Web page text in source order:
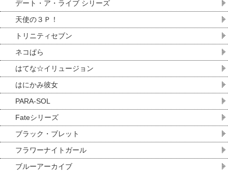
デート・ア・ライブ シリーズ
天使の３Ｐ！
トリニティセブン
ネコぱら
はてな☆イリュージョン
はにかみ彼女
PARA-SOL
Fateシリーズ
ブラック・ブレット
フラワーナイトガール
ブルーアーカイブ